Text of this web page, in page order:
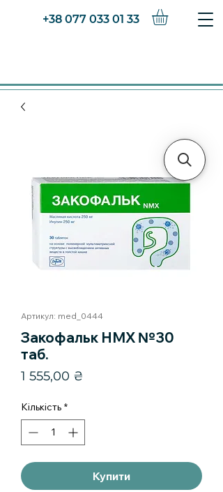
+38 077 033 01 33
Артикул: med_0444
Закофальк НМХ №30
таб.
1 555,00 ₴
Кількість *
Купити